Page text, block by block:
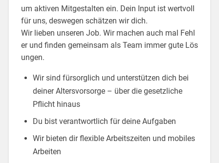
um aktiven Mitgestalten ein. Dein Input ist wertvoll
für uns, deswegen schätzen wir dich.
Wir lieben unseren Job. Wir machen auch mal Fehl
er und finden gemeinsam als Team immer gute Lös
ungen.
Wir sind fürsorglich und unterstützen dich bei
deiner Altersvorsorge – über die gesetzliche
Pflicht hinaus
Du bist verantwortlich für deine Aufgaben
Wir bieten dir flexible Arbeitszeiten und mobiles
Arbeiten